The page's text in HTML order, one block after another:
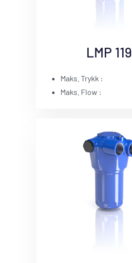
LMP 119
Maks. Trykk :
Maks. Flow :